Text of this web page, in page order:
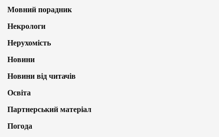
Мовний порадник
Некрологи
Нерухомість
Новини
Новини від читачів
Освіта
Партнерський матеріал
Погода